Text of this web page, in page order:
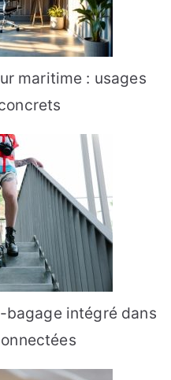
maritime : usages
bagage intégré dans